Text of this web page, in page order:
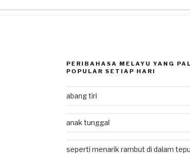
PERIBAHASA MELAYU YANG
POPULAR SETIAP HARI
abang tiri
anak tunggal
seperti menarik rambut di dalam